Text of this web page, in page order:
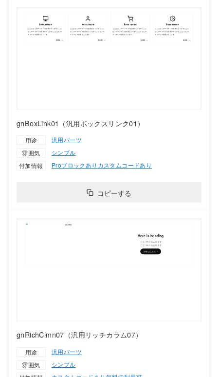
gnBoxLink01（汎用ボックスリンク01）
用途
汎用パーツ
雰囲気
シンプル
付加情報
Proブロックあり カスタムコードあり
コピーする
gnRichClmn07（汎用リッチカラム07）
用途
汎用パーツ
雰囲気
シンプル